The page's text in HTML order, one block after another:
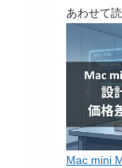
あわせて
Mac mini